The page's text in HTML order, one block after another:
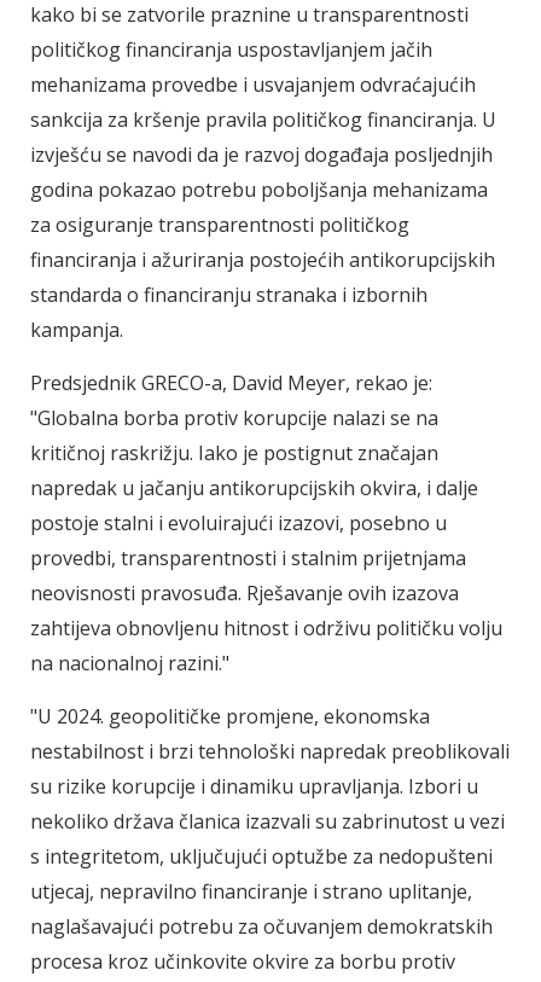
kako bi se zatvorile praznine u transparentnosti
političkog financiranja uspostavljanjem jačih
mehanizama provedbe i usvajanjem odvraćajućih
sankcija za kršenje pravila političkog financiranja. U
izvješću se navodi da je razvoj događaja posljednjih
godina pokazao potrebu poboljšanja mehanizama
za osiguranje transparentnosti političkog
financiranja i ažuriranja postojećih antikorupcijskih
standarda o financiranju stranaka i izbornih
kampanja.
Predsjednik GRECO-a, David Meyer, rekao je:
"Globalna borba protiv korupcije nalazi se na
kritičnoj raskrižju. Iako je postignut značajan
napredak u jačanju antikorupcijskih okvira, i dalje
postoje stalni i evoluirajući izazovi, posebno u
provedbi, transparentnosti i stalnim prijetnjama
neovisnosti pravosuđa. Rješavanje ovih izazova
zahtijeva obnovljenu hitnost i održivu političku volju
na nacionalnoj razini."
"U 2024. geopolitičke promjene, ekonomska
nestabilnost i brzi tehnološki napredak preoblikovali
su rizike korupcije i dinamiku upravljanja. Izbori u
nekoliko država članica izazvali su zabrinutost u vezi
s integritetom, uključujući optužbe za nedopušteni
utjecaj, nepravilno financiranje i strano uplitanje,
naglašavajući potrebu za očuvanjem demokratskih
procesa kroz učinkovite okvire za borbu protiv